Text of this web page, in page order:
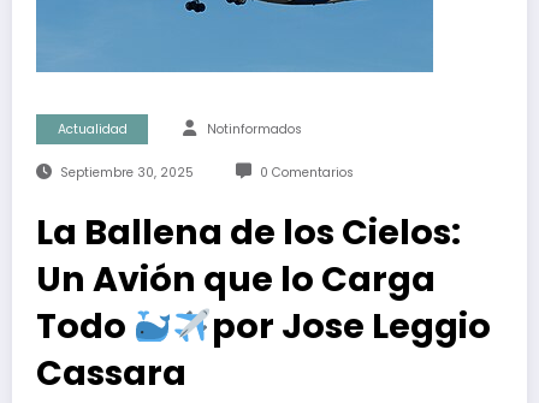
Actualidad Notinformados
Septiembre 30, 2025 0 Comentarios
La Ballena de los Cielos:
Un Avión que lo Carga
Todo
por Jose Leggio
Cassara